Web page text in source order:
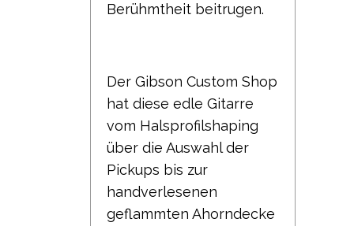
Berühmtheit beitrugen.
Der Gibson Custom Shop
hat diese edle Gitarre
vom Halsprofilshaping
über die Auswahl der
Pickups bis zur
handverlesenen
geflammten Ahorndecke